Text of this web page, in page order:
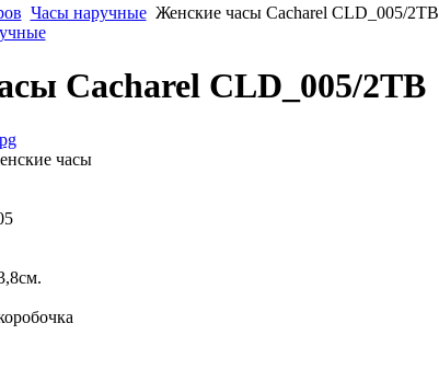
Часы наручные Женские часы Cacharel CLD_005/2TB
Cacharel CLD_005/2TB
часы